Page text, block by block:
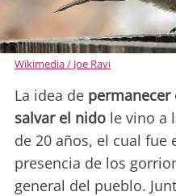
Wikimedia / Joe Ravi
La idea de permanecer
salvar el nido le vino a
de 20 años, el cual
presencia de los
general del pueblo.